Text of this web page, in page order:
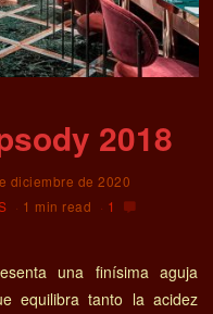
2018
diciembre de 2020
1 min read 1
una finísima aguja
equilibra tanto la acidez